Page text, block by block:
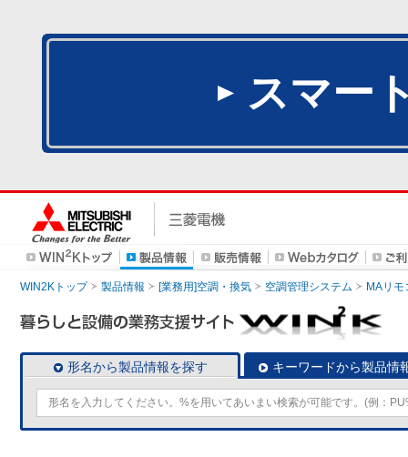
スマー
WIN2Kトップ 製品情報 [業務用]空調・換気 空調管理システム MAリモ
形名から製品情報を探す キーワードから製品情